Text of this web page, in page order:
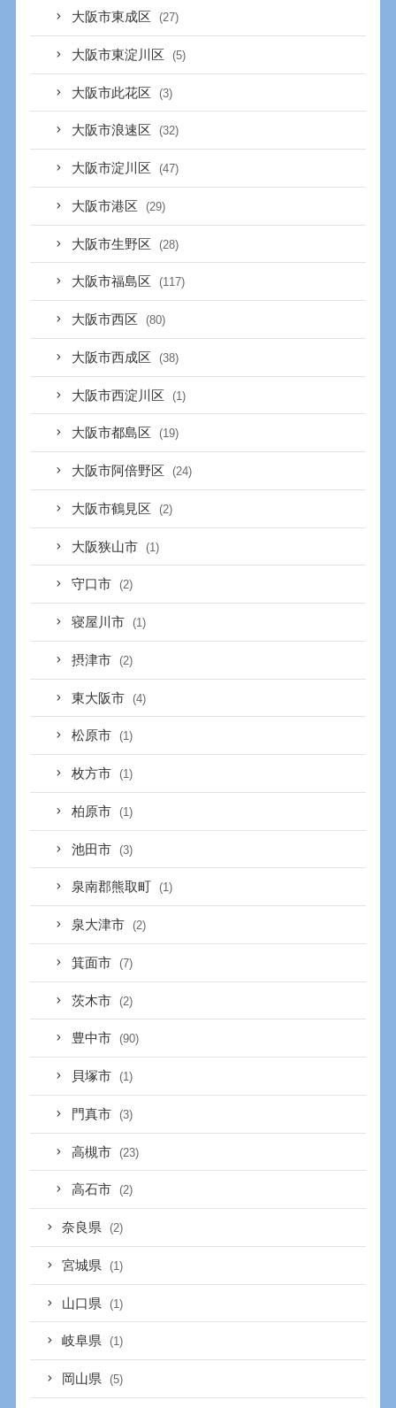
大阪市東成区 (27)
大阪市東淀川区 (5)
大阪市此花区 (3)
大阪市浪速区 (32)
大阪市淀川区 (47)
大阪市港区 (29)
大阪市生野区 (28)
大阪市福島区 (117)
大阪市西区 (80)
大阪市西成区 (38)
大阪市西淀川区 (1)
大阪市都島区 (19)
大阪市阿倍野区 (24)
大阪市鶴見区 (2)
大阪狭山市 (1)
守口市 (2)
寝屋川市 (1)
摂津市 (2)
東大阪市 (4)
松原市 (1)
枚方市 (1)
柏原市 (1)
池田市 (3)
泉南郡熊取町 (1)
泉大津市 (2)
箕面市 (7)
茨木市 (2)
豊中市 (90)
貝塚市 (1)
門真市 (3)
高槻市 (23)
高石市 (2)
奈良県 (2)
宮城県 (1)
山口県 (1)
岐阜県 (1)
岡山県 (5)